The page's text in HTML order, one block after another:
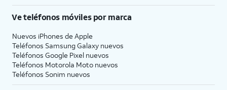
Ve teléfonos móviles por marca
Nuevos iPhones de Apple
Teléfonos Samsung Galaxy nuevos
Teléfonos Google Pixel nuevos
Teléfonos Motorola Moto nuevos
Teléfonos Sonim nuevos